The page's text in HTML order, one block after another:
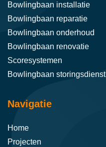
Bowlingbaan installatie
Bowlingbaan reparatie
Bowlingbaan onderhoud
Bowlingbaan renovatie
Scoresystemen
Bowlingbaan storingsdienst
Navigatie
Home
Projecten